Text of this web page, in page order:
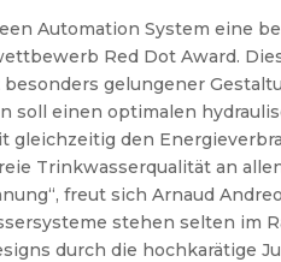
Automation System eine
Red Dot Award.
gelungener
soll einen optimalen
den
Trinkwasserqualität an
freut sich Arnaud
stehen selten im
durch die hochkarätige